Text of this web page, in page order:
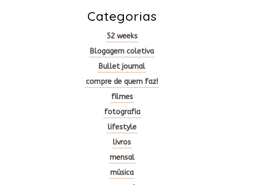
Categorias
52 weeks
Blogagem coletiva
Bullet journal
compre de quem faz!
filmes
fotografia
lifestyle
livros
mensal
música